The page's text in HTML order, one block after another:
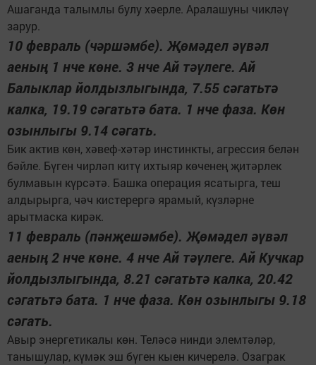
Ашаганда талымлы булу хәерле. Аралашуны чикләү
зарур.
10 февраль (чәршәмбе). Җөмәдел әүвәл
аеның 1 нче көне. 3 нче Ай тәүлеге. Ай
Балыклар йолдызлыгында, 7.55 сәгатьтә
калка, 19.19 сәгатьтә бата. 1 нче фаза. Көн
озынлыгы 9.14 сәгать.
Бик актив көн, хәвеф-хәтәр инстинкты, агрессия белән
бәйле. Бүген чирләп китү ихтыяр көченең җитәрлек
булмавын күрсәтә. Башка операция ясатырга, теш
алдырырга, чәч кистерергә ярамый, күзләрне
арытмаска кирәк.
11 февраль (пәнҗешәмбе). Җөмәдел әүвәл
аеның 2 нче көне. 4 нче Ай тәүлеге. Ай Кучкар
йолдызлыгында, 8.21 сәгатьтә калка, 20.42
сәгатьтә бата. 1 нче фаза. Көн озынлыгы 9.18
сәгать.
Авыр энергетикалы көн. Теләсә нинди элемтәләр,
танышулар, күмәк эш бүген кыен кичерелә. Озаграк